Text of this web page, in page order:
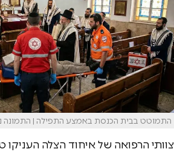
התמוטט בבית הכנסת באמצע התפילה | התמונה
צוותי הרפואה של איחוד הצלה העניקו